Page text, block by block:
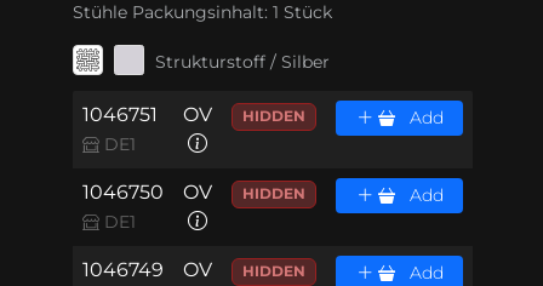
Stühle Packungsinhalt: 1 Stück
Strukturstoff / Silber
1046751
DE1
OV HIDDEN Add
1046750
DE1
OV HIDDEN Add
1046749 OV HIDDEN Add